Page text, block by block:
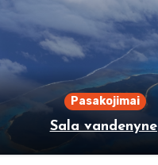
Pasakojimai
Sala vandenyne